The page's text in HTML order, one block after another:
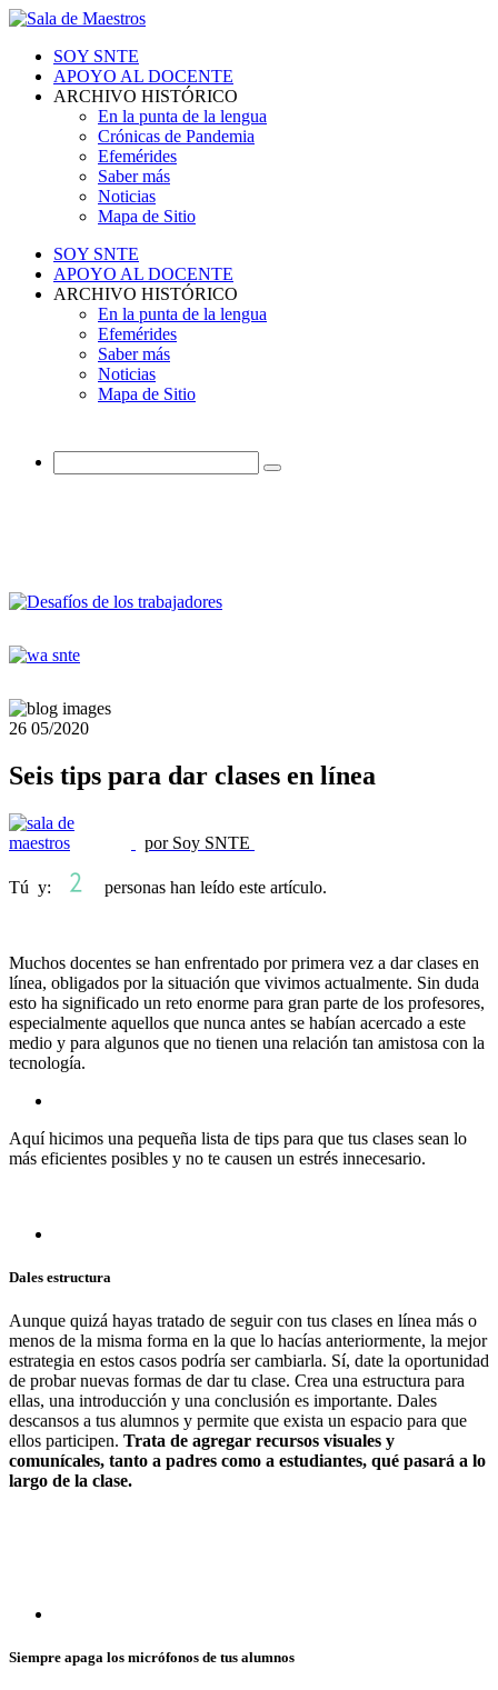
SOY SNTE
APOYO AL DOCENTE
ARCHIVO HISTÓRICO
En la punta de la lengua
Crónicas de Pandemia
Efemérides
Saber más
Noticias
Mapa de Sitio
SOY SNTE
APOYO AL DOCENTE
ARCHIVO HISTÓRICO
En la punta de la lengua
Efemérides
Saber más
Noticias
Mapa de Sitio
26 05/2020
Seis tips para dar clases en línea
por Soy SNTE
Tú y: personas han leído este artículo.
Muchos docentes se han enfrentado por primera vez a dar clases en
línea, obligados por la situación que vivimos actualmente. Sin duda
esto ha significado un reto enorme para gran parte de los profesores,
especialmente aquellos que nunca antes se habían acercado a este
medio y para algunos que no tienen una relación tan amistosa con la
tecnología.
Aquí hicimos una pequeña lista de tips para que tus clases sean lo
más eficientes posibles y no te causen un estrés innecesario.
Dales estructura
Aunque quizá hayas tratado de seguir con tus clases en línea más o
menos de la misma forma en la que lo hacías anteriormente, la mejor
estrategia en estos casos podría ser cambiarla. Sí, date la oportunidad
de probar nuevas formas de dar tu clase. Crea una estructura para
ellas, una introducción y una conclusión es importante. Dales
descansos a tus alumnos y permite que exista un espacio para que
ellos participen. Trata de agregar recursos visuales y
comunícales, tanto a padres como a estudiantes, qué pasará a lo
largo de la clase.
Siempre apaga los micrófonos de tus alumnos